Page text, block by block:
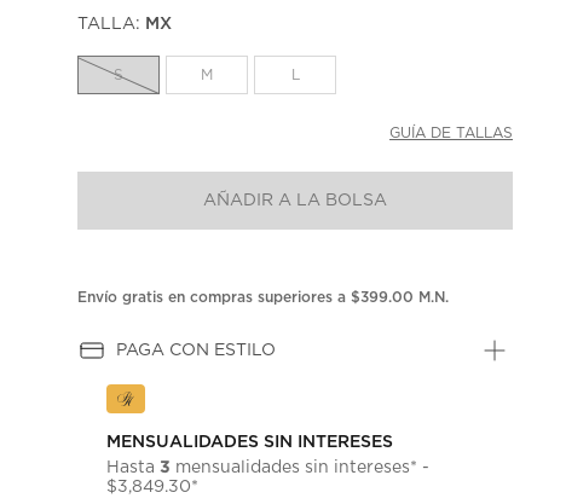
TALLA: MX
S M
GUÍA DE TALLAS
AÑADIR A LA BOLSA
Envío gratis en compras superiores a $399.00 M.N.
PAGA CON ESTILO
MENSUALIDADES SIN INTERESES
Hasta3 mensualidades sin intereses* -
$3,849.30*